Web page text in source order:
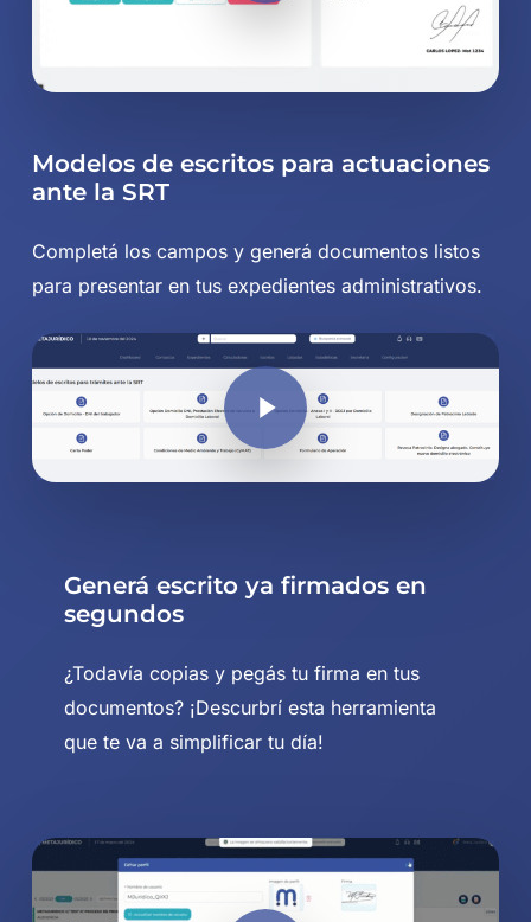
Play Video
Play Video
Modelos de escritos para actuaciones
ante la SRT
Completá los campos y generá documentos listos
para presentar en tus expedientes administrativos.
Generá escrito ya firmados en
segundos
¿Todavía copias y pegás tu firma en tus
documentos? ¡Descurbrí esta herramienta
que te va a simplificar tu día!
Play Video
Play Video